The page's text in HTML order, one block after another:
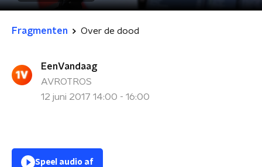
Fragmenten Over de dood
EenVandaag
AVROTROS
12 juni 2017 14:00 - 16:00
Speel audio af